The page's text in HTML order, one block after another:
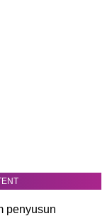
penyusun